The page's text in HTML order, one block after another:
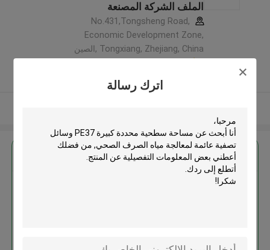
اترك رسالة
الملف الشركة المصنعة
No.431,Tongsheng Road,
Economic Development Zone,
Tongxiang, Zhejiang, China ,الصين
احصل على افضل سعر ل